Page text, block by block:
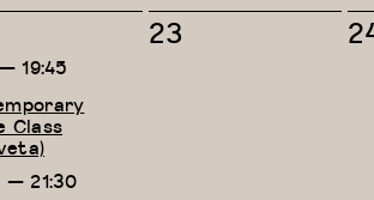
— 19:45
Class
— 21:30
0
23 0